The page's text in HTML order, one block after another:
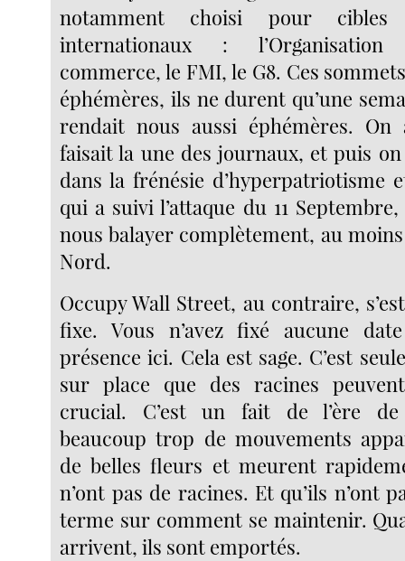
notamment choisi pour cibles
internationaux :
commerce, le FMI, le G8. Ces
éphémères, ils ne durent qu’une
rendait nous aussi éphémères. On
faisait la une des journaux, et puis
dans la frénésie d’hyperpatriotisme
qui a suivi l’attaque du 11
nous balayer complètement, au
Nord.
Occupy Wall Street, au contraire,
fixe. Vous n’avez fixé aucune
présence ici. Cela est sage. C’est
sur place que des racines
crucial. C’est un fait de l’ère
beaucoup trop de mouvements
de belles fleurs et meurent
n’ont pas de racines. Et qu’ils n’ont
terme sur comment se maintenir.
arrivent, ils sont emportés.